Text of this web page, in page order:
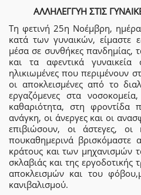
ΑΛΛΗΛΕΓΓΥΗ ΣΤΙΣ
Τη φετινή 25η Νοέμβρη,
κατά των γυναικών, είμαστε
μέσα σε συνθήκες πανδημίας,
και τα αφεντικά
ηλικιωμένες που περιμένουν
οι αποκλεισμένες από το
εργαζόμενες στα
καθαριότητα, στη φροντίδα
ανάγκη, οι άνεργες και οι
επιβιώσουν, οι άστεγες, οι
πουκαθημερινά βρισκόμαστε
κράτους και των μηχανισμών
σκλαβιάς και της εργοδοτικής
αποκλεισμών και του
κανιβαλισμού.